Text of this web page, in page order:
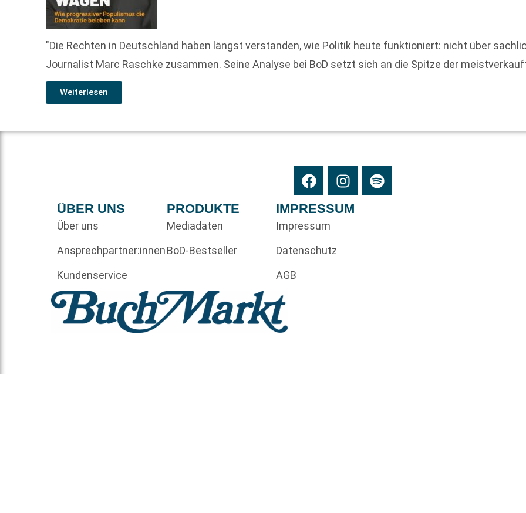
"Die Rechten in Deutschland haben längst verstanden, wie Politik heute funktioniert: nicht über
Journalist Marc Raschke zusammen. Seine Analyse bei BoD setzt sich an die Spitze der
Weiterlesen
ÜBER UNS
Über uns
Ansprechpartner:innen
Kundenservice
PRODUKTE
Mediadaten
BoD-Bestseller
IMPRESSUM
Impressum
Datenschutz
AGB